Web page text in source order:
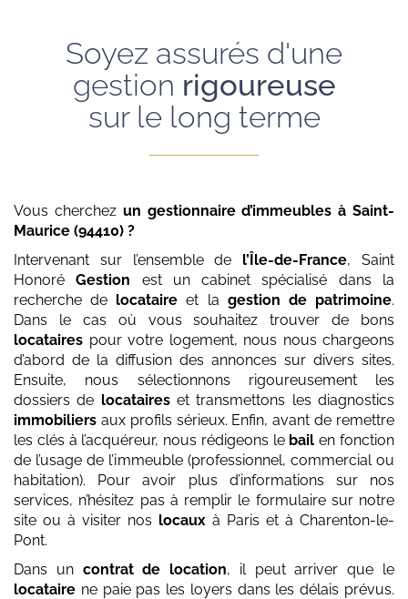
Soyez assurés d'une
gestion rigoureuse
sur le long terme
Vous cherchez un gestionnaire d’immeubles à Saint-
Maurice (94410) ?
Intervenant sur l’ensemble de l’Île-de-France, Saint
HonoréGestion est un cabinet spécialisé dans la
recherche de locataire et la gestion de patrimoine.
Dans le cas où vous souhaitez trouver de bons
locataires pour votre logement, nous nous chargeons
d’abord de la diffusion des annonces sur divers sites.
Ensuite, nous sélectionnons rigoureusement les
dossiers de locataireset transmettons les diagnostics
immobiliers aux profils sérieux. Enfin, avant de remettre
les clés à l’acquéreur, nous rédigeons le bail en fonction
de l’usage de l’immeuble (professionnel, commercial ou
habitation). Pour avoir plus d’informations sur nos
services, n’hésitez pas à remplir le formulaire sur notre
site ou à visiter nos locaux à Paris et à Charenton-le-
Pont.
Dans un contrat de location, il peut arriver que le
locataire ne paie pas les loyers dans les délais prévus.